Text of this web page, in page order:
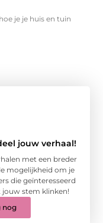
je je huis en tuin
jouw verhaal!
met een breder
mogelijkheid om je
die geïnteresseerd
jouw stem klinken!
nog